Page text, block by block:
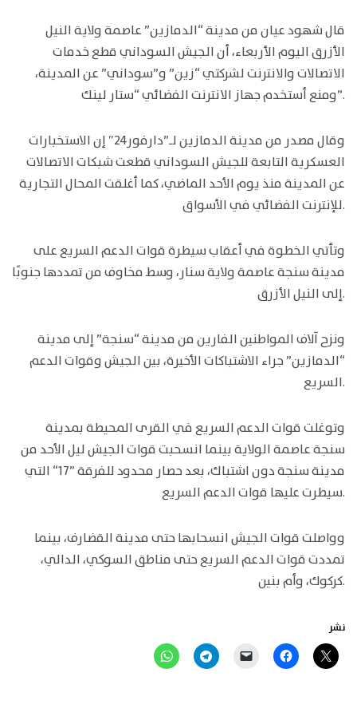
قال شهود عيان من مدينة “الدمازين” عاصمة ولاية النيل
الأزرق اليوم الأربعاء، أن الجيش السوداني قطع خدمات
الاتصالات والانترنت لشركتي “زين” و”سوداني” عن المدينة،
ومنع أستخدم جهاز الانترنت الفضائي “ستار لينك”.
وقال مصدر من مدينة الدمازين لـ”دارفور24″ إن الاستخبارات
العسكرية التابعة للجيش السوداني قطعت شبكات الاتصالات
عن المدينة منذ يوم الأحد الماضي، كما أغلقت المحال التجارية
للإنترنت الفضائي في الأسواق.
وتأتي الخطوة في أعقاب سيطرة قوات الدعم السريع على
مدينة سنجة عاصمة ولاية سنار، وسط مخاوف من تمددها جنوبًا
إلى النيل الأزرق.
ونزح آلاف المواطنين الفارين من مدينة “سنجة” إلى مدينة
“الدمازين” جراء الاشتباكات الأخيرة، بين الجيش وقوات الدعم
السريع.
وتوغلت قوات الدعم السريع في القرى المحيطة بمدينة
سنجة عاصمة الولاية بينما انسحبت قوات الجيش ليل الأحد من
مدينة سنجة دون اشتباك، بعد حصار محدود للفرقة ”17“ التي
سيطرت عليها قوات الدعم السريع.
وواصلت قوات الجيش انسحابها حتى مدينة القضارف، بينما
تمددت قوات الدعم السريع حتى مناطق السوكي، الدالي،
كركوك، وأم بنين.
نشر